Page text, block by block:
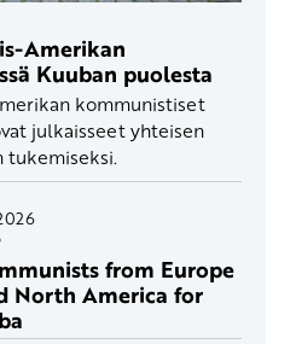
Amerikan
Kuuban puolesta
kommunistiset
julkaisseet yhteisen
tukemiseksi.
from Europe
North America for